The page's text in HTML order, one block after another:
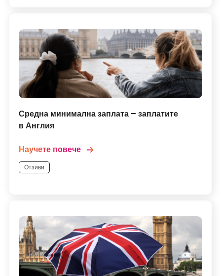
Отзиви
Средна минимална заплата – заплатите
в Англия
Научете повече